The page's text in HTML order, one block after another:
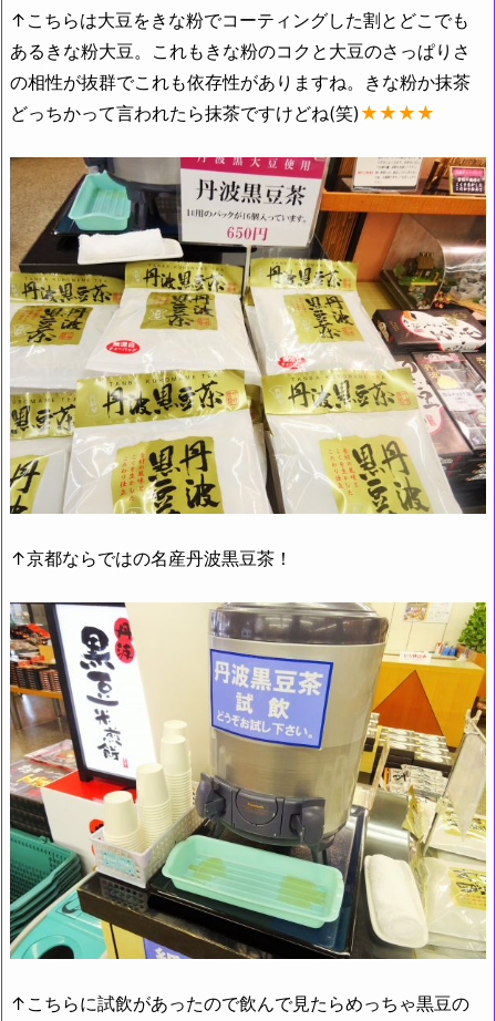
↑こちらは大豆をきな粉でコーティングした割とどこでも
あるきな粉大豆。これもきな粉のコクと大豆のさっぱりさ
の相性が抜群でこれも依存性がありますね。きな粉か抹茶
どっちかって言われたら抹茶ですけどね(笑) ★★★★
↑京都ならではの名産丹波黒豆茶！
↑こちらに試飲があったので飲んで見たらめっちゃ黒豆の